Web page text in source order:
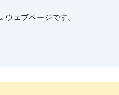
ウェブページです。